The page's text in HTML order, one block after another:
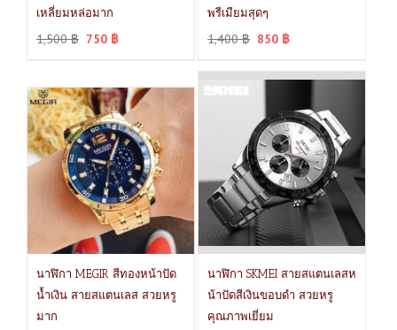
เหลี่ยมหล่อมาก
1,500฿ 750 ฿
พรีเมียมสุดๆ
1,400฿ 850 ฿
นาฬิกา MEGIR สีทองหน้าปัด
น้ำเงิน สายสแตนเลส สวยหรู
มาก
นาฬิกา SKMEI สายสแตนเลสห
น้าปัดสีเงินขอบดำ สวยหรู
คุณภาพเยี่ยม